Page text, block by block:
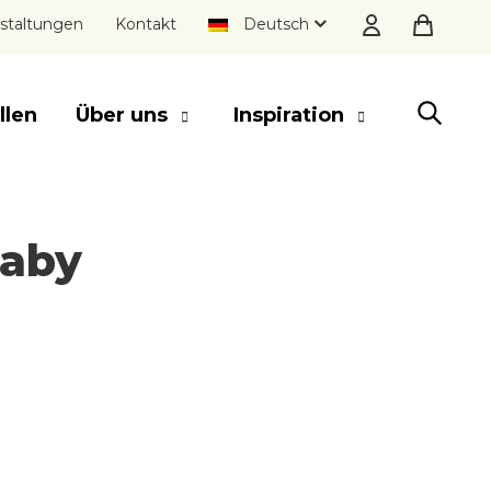
Kontakt Deutsch
Über uns Inspiration